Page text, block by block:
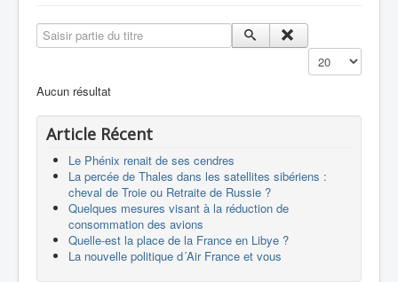
Aviation Commerciale
Europespace
Drones
Saisir partie du titre
Affichage #
Aucun résultat
Article Récent
Le Phénix renait de ses cendres
La percée de Thales dans les satellites sibériens :
cheval de Troie ou Retraite de Russie ?
Quelques mesures visant à la réduction de
consommation des avions
Quelle-est la place de la France en Libye ?
La nouvelle politique d´Air France et vous